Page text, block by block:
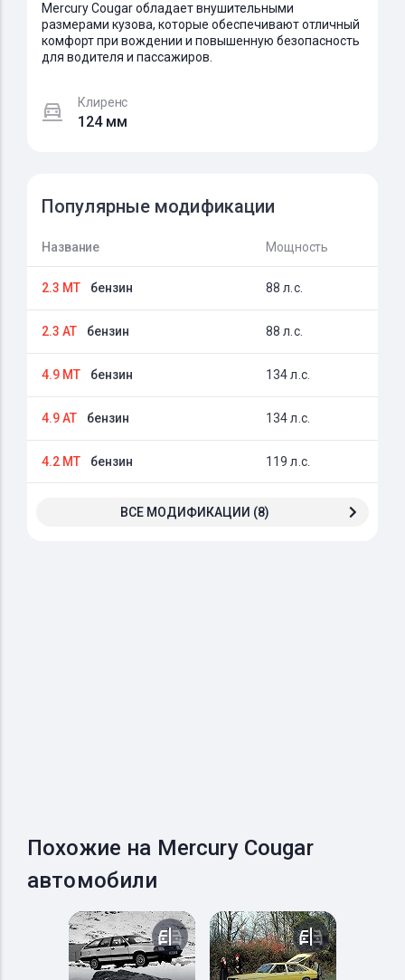
Mercury Cougar обладает внушительными
размерами кузова, которые обеспечивают отличный
комфорт при вождении и повышенную безопасность
для водителя и пассажиров.
Клиренс
124 мм
Популярные модификации
Название Мощность
2.3 MT бензин 88 л.с.
2.3 AT бензин 88 л.с.
4.9 MT бензин 134 л.с.
4.9 AT бензин 134 л.с.
4.2 MT бензин 119 л.с.
ВСЕ МОДИФИКАЦИИ (8)
Похожие на Mercury Cougar
автомобили